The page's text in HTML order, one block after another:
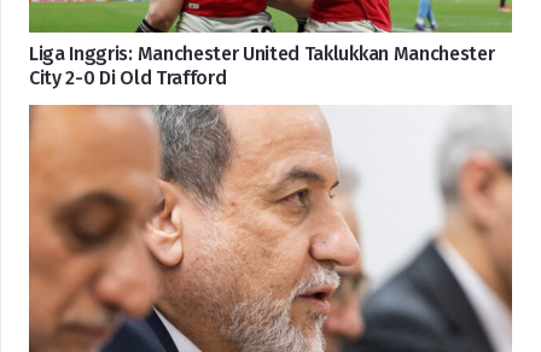
Liga Inggris: Manchester United Taklukkan Manchester
City 2-0 Di Old Trafford